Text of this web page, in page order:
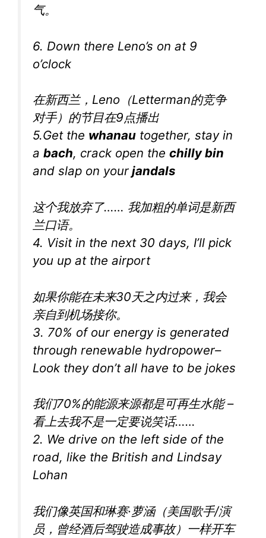
气。
6. Down there Leno’s on at 9
o’clock
在新西兰，Leno（Letterman的竞争
对手）的节目在9点播出
5.Get the whanau together, stay in
a bach, crack open the chilly bin
and slap on your jandals
这个我放弃了…… 我加粗的单词是新西
兰口语。
4. Visit in the next 30 days, I’ll pick
you up at the airport
如果你能在未来30天之内过来，我会
亲自到机场接你。
3. 70% of our energy is generated
through renewable hydropower–
Look they don’t all have to be jokes
我们70%的能源来源都是可再生水能 –
看上去我不是一定要说笑话……
2. We drive on the left side of the
road, like the British and Lindsay
Lohan
我们像英国和琳赛·萝涵（美国歌手/演
员，曾经酒后驾驶造成事故）一样开车